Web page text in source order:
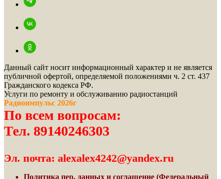
Данный сайт носит информационный характер и не является
публичной офертой, определяемой положениями ч. 2 ст. 437
Гражданского кодекса РФ.
Услуги по ремонту и обслуживанию радиостанций
Радиоимпульс 2026г
По всем вопросам:
Тел. 89140246303
Эл. почта: alexalex4242@yandex.ru
Политика пер. данных и соглашение (Федеральный